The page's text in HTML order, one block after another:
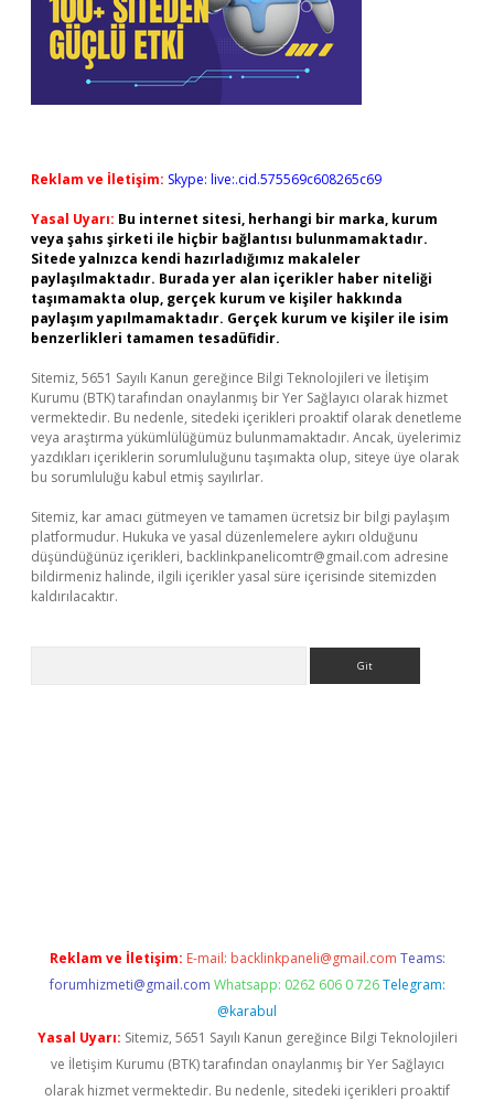
Reklam ve İletişim: Skype: live:.cid.575569c608265c69
Yasal Uyarı: Bu internet sitesi, herhangi bir marka, kurum
veya şahıs şirketi ile hiçbir bağlantısı bulunmamaktadır.
Sitede yalnızca kendi hazırladığımız makaleler
paylaşılmaktadır. Burada yer alan içerikler haber niteliği
taşımamakta olup, gerçek kurum ve kişiler hakkında
paylaşım yapılmamaktadır. Gerçek kurum ve kişiler ile isim
benzerlikleri tamamen tesadüfidir.
Sitemiz, 5651 Sayılı Kanun gereğince Bilgi Teknolojileri ve İletişim
Kurumu (BTK) tarafından onaylanmış bir Yer Sağlayıcı olarak hizmet
vermektedir. Bu nedenle, sitedeki içerikleri proaktif olarak denetleme
veya araştırma yükümlülüğümüz bulunmamaktadır. Ancak, üyelerimiz
yazdıkları içeriklerin sorumluluğunu taşımakta olup, siteye üye olarak
bu sorumluluğu kabul etmiş sayılırlar.
Sitemiz, kar amacı gütmeyen ve tamamen ücretsiz bir bilgi paylaşım
platformudur. Hukuka ve yasal düzenlemelere aykırı olduğunu
düşündüğünüz içerikleri, backlinkpanelicomtr@gmail.com adresine
bildirmeniz halinde, ilgili içerikler yasal süre içerisinde sitemizden
kaldırılacaktır.
Reklam ve İletişim: E-mail: backlinkpaneli@gmail.com Teams:
forumhizmeti@gmail.com Whatsapp: 0262 606 0 726 Telegram:
@karabul
Yasal Uyarı: Sitemiz, 5651 Sayılı Kanun gereğince Bilgi Teknolojileri
ve İletişim Kurumu (BTK) tarafından onaylanmış bir Yer Sağlayıcı
olarak hizmet vermektedir. Bu nedenle, sitedeki içerikleri proaktif